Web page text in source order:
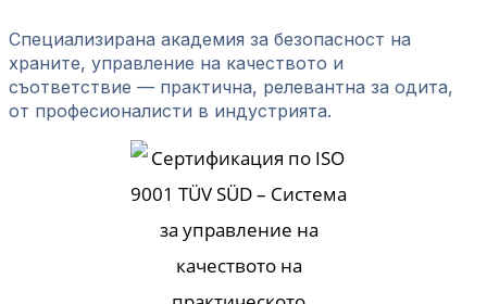
Специализирана академия за безопасност на
храните, управление на качеството и
съответствие — практична, релевантна за одита,
от професионалисти в индустрията.